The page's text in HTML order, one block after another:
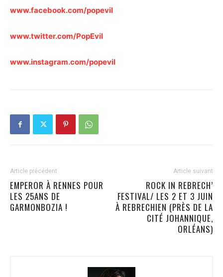
www.facebook.com/popevil
www.twitter.com/PopEvil
www.instagram.com/popevil
Article précédent
EMPEROR À RENNES POUR
LES 25ANS DE
GARMONBOZIA !
Article suivant
ROCK IN REBRECH’
FESTIVAL/ LES 2 ET 3 JUIN
À REBRECHIEN (PRÈS DE LA
CITÉ JOHANNIQUE,
ORLÉANS)